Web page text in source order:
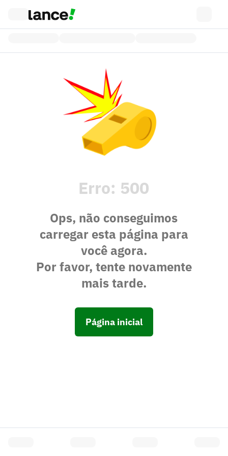
Erro: 500
Ops, não conseguimos
carregar esta página para
você agora.
Por favor, tente novamente
mais tarde.
Página inicial